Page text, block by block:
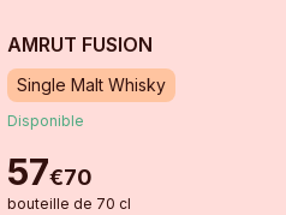
AMRUT FUSION
Single Malt Whisky
Disponible
57€70
bouteille de 70 cl